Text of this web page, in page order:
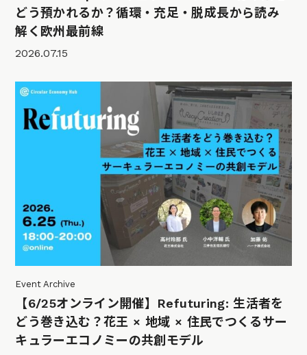
どう預かれるか？循環・充足・脱成長から読み
解く欧州最前線
2026.07.15
Event Archive
【6/25オンライン開催】Refuturing: 生活者を
どう巻き込む？花王 × 地域 × 住民でつくるサー
キュラーエコノミーの共創モデル